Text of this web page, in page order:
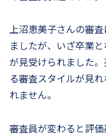
上沼恵美子さんの審
ましたが、いざ卒業
が見受けられました
る審査スタイルが見
れません。
審査員が変わると評